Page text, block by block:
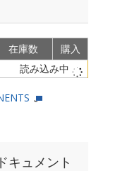
在庫数
購入
読み込み中
キュメント